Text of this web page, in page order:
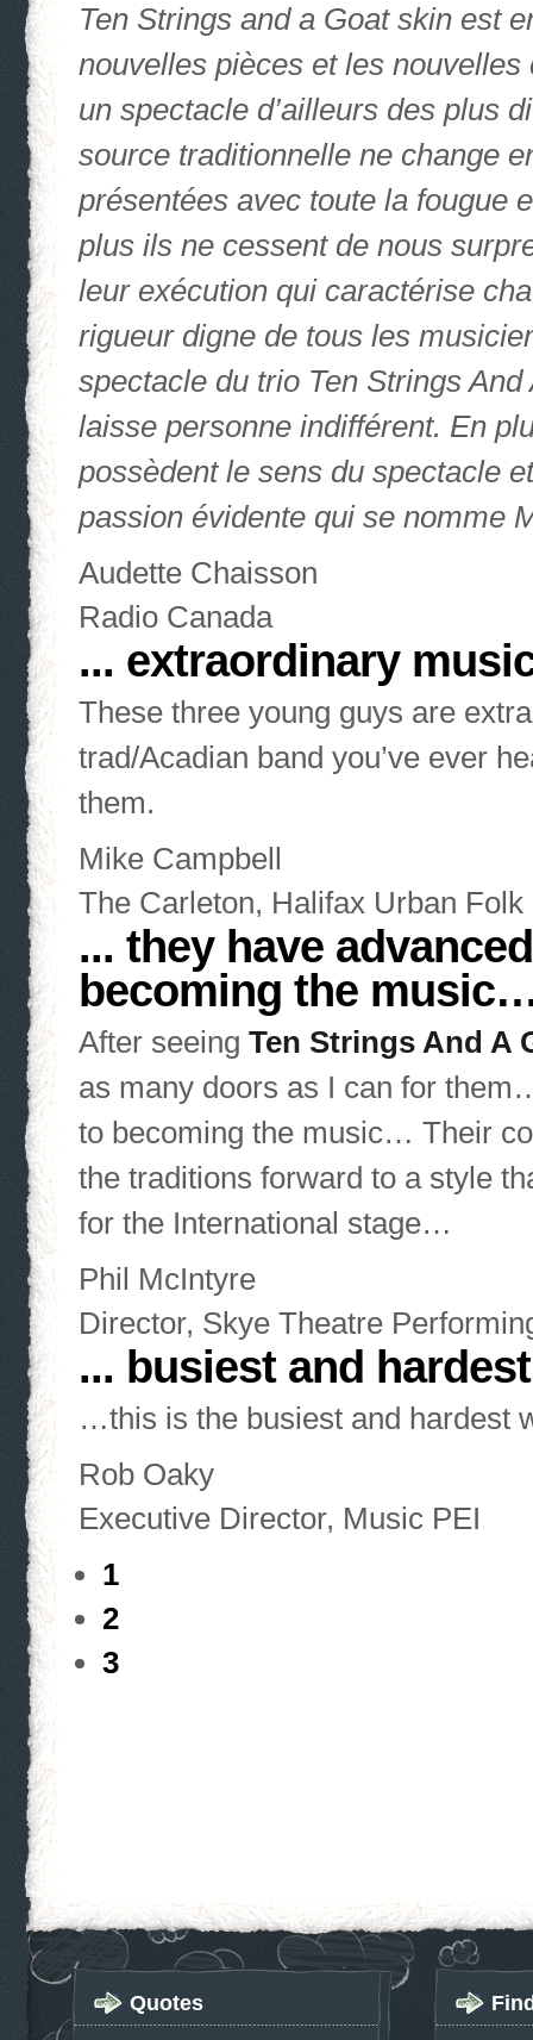
Ten Strings and a Goat skin est
nouvelles pièces et les
un spectacle d’ailleurs des plus
source traditionnelle ne change
présentées avec toute la fougue
plus ils ne cessent de nous
leur exécution qui caractérise
rigueur digne de tous les
spectacle du trio Ten Strings
laisse personne indifférent. En
possèdent le sens du spectacle
passion évidente qui se nomme
Audette Chaisson
Radio Canada
... extraordinary
These three young guys are
trad/Acadian band you’ve ever
them.
Mike Campbell
The Carleton, Halifax Urban Folk
... they have
becoming the
After seeing Ten Strings And A
as many doors as I can for
to becoming the music… Their
the traditions forward to a style
for the International stage…
Phil McIntyre
Director, Skye Theatre
... busiest and
…this is the busiest and hardest
Rob Oaky
Executive Director, Music PEI
1
2
3
Quotes